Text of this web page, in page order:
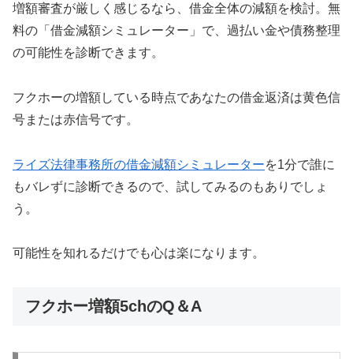
増額審査が厳しく感じるなら、借金全体の減額を検討。無
料の「借金減額シミュレーター」で、過払い金や債務整理
の可能性を診断できます。
フクホーの増額している時点であなたの借金返済は黄色信
号または赤信号です。
ライズ法律事務所の借金減額シミュレーターを1分で誰に
もバレずに診断できるので、試してみるのもありでしょ
う。
可能性を知れるだけでも心は楽になります。
フクホー増額5chのQ＆A